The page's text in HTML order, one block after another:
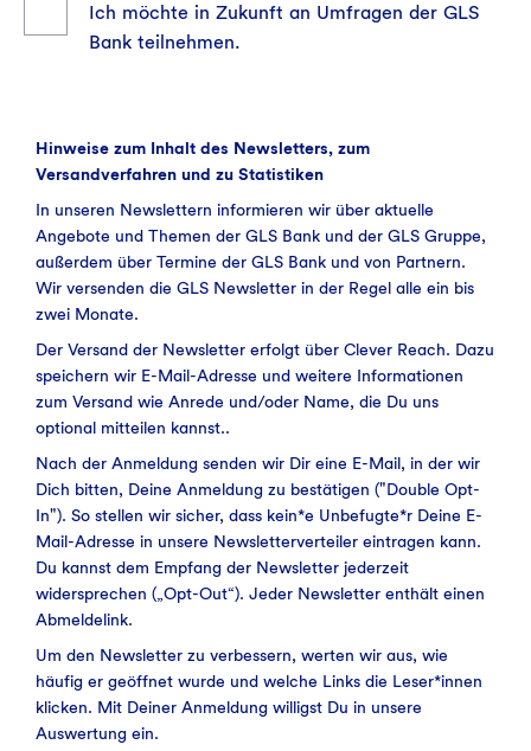
Ich möchte in Zukunft an Umfragen der GLS
Bank teilnehmen.
Hinweise zum Inhalt des Newsletters, zum
Versandverfahren und zu Statistiken
In unseren Newslettern informieren wir über aktuelle
Angebote und Themen der GLS Bank und der GLS Gruppe,
außerdem über Termine der GLS Bank und von Partnern.
Wir versenden die GLS Newsletter in der Regel alle ein bis
zwei Monate.
Der Versand der Newsletter erfolgt über Clever Reach. Dazu
speichern wir E-Mail-Adresse und weitere Informationen
zum Versand wie Anrede und/oder Name, die Du uns
optional mitteilen kannst..
Nach der Anmeldung senden wir Dir eine E-Mail, in der wir
Dich bitten, Deine Anmeldung zu bestätigen ("Double Opt-
In"). So stellen wir sicher, dass kein*e Unbefugte*r Deine E-
Mail-Adresse in unsere Newsletterverteiler eintragen kann.
Du kannst dem Empfang der Newsletter jederzeit
widersprechen („Opt-Out“). Jeder Newsletter enthält einen
Abmeldelink.
Um den Newsletter zu verbessern, werten wir aus, wie
häufig er geöffnet wurde und welche Links die Leser*innen
klicken. Mit Deiner Anmeldung willigst Du in unsere
Auswertung ein.